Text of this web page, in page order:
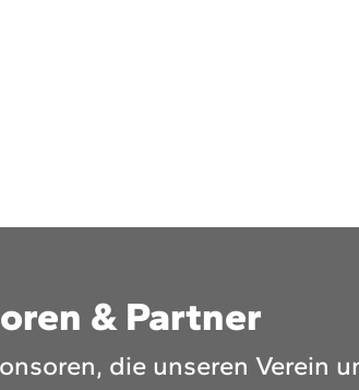
& Partner
die unseren Verein